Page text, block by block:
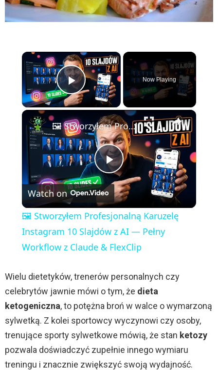
×
Play Video
Now Playing
×
P
l
a
V
i
d
🖼️ Stworzyłem Profesjonalną Karuzelę Instagram 10 Slajdów z AI — Pełny Workflow z Claude & FlexClip
Watch on
🖼️ Stworzyłem Profesjonalną Karuzelę
Instagram 10 Slajdów z AI — Pełny
Workflow z Claude & FlexClip
Wielu dietetyków, trenerów personalnych czy
celebrytów jawnie mówi o tym, że dieta
ketogeniczna, to potężna broń w walce o wymarzoną
sylwetką. Z kolei sportowcy wyczynowi czy osoby,
trenujące sporty sylwetkowe mówią, że stan ketozy
pozwala doświadczyć zupełnie innego wymiaru
treningu i znacznie zwiększyć swoją wydajność.